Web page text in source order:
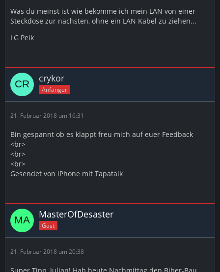
Was du meinst ist wie bekomme ich mein LAN von einer
Steckdose zur nächsten, ohne ein LAN Kabel zu ziehen...
LG Peik
crykor
Anfänger
21. Februar 2018 um 16:31
Bin gespannt ob es klappt freu mich auf euer Feedback
<br>
<br>
<br>
Gesendet von iPhone mit Tapatalk
MasterOfDesaster
Gast
21. Februar 2018 um 20:38